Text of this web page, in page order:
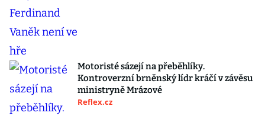
Motoristé sázejí na přeběhlíky.
Kontroverzní brněnský lídr kráčí v závěsu
ministryně Mrázové
Reflex.cz